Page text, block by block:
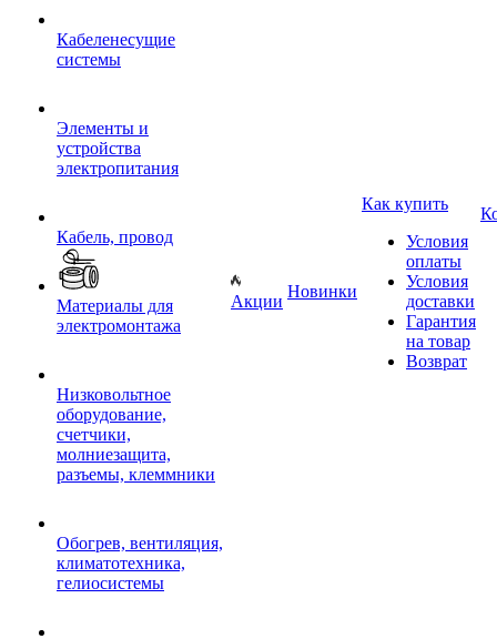
Кабеленесущие
системы
Элементы и
устройства
электропитания
Кабель, провод
Материалы для
электромонтажа
Низковольтное
оборудование,
счетчики,
молниезащита,
разъемы, клеммники
Обогрев, вентиляция,
климатотехника,
гелиосистемы
Акции
Новинки
Как купить
Условия
оплаты
Условия
доставки
Гарантия
на товар
Возврат